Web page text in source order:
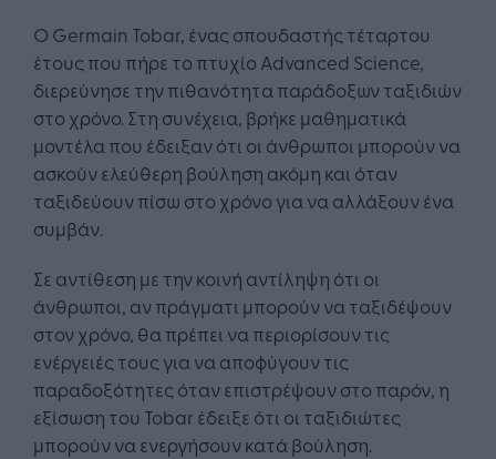
Ο Germain Tobar, ένας σπουδαστής τέταρτου
έτους που πήρε το πτυχίο Advanced Science,
διερεύνησε την πιθανότητα παράδοξων ταξιδιών
στο χρόνο. Στη συνέχεια, βρήκε μαθηματικά
μοντέλα που έδειξαν ότι οι άνθρωποι μπορούν να
ασκούν ελεύθερη βούληση ακόμη και όταν
ταξιδεύουν πίσω στο χρόνο για να αλλάξουν ένα
συμβάν.
Σε αντίθεση με την κοινή αντίληψη ότι οι
άνθρωποι, αν πράγματι μπορούν να ταξιδέψουν
στον χρόνο, θα πρέπει να περιορίσουν τις
ενέργειές τους για να αποφύγουν τις
παραδοξότητες όταν επιστρέψουν στο παρόν, η
εξίσωση του Tobar έδειξε ότι οι ταξιδιώτες
μπορούν να ενεργήσουν κατά βούληση.